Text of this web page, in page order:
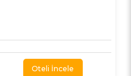
Oteli İncele